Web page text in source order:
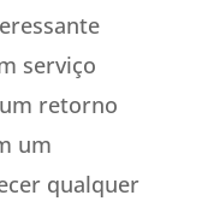
serviço
retorno
um
qualquer